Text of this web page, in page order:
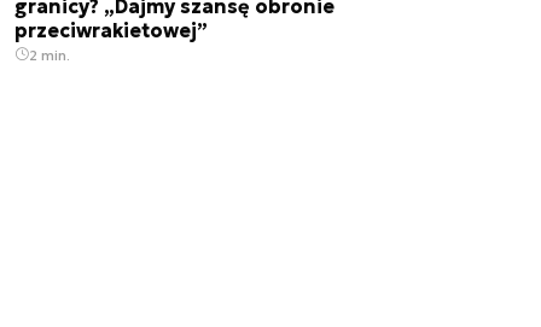
granicy? „Dajmy szansę obronie
przeciwrakietowej”
2 min.